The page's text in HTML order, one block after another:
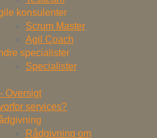
konsulenter
Scrum Master
Agil Coach
specialister
Specialister
Oversigt
services?
Rådgivning om